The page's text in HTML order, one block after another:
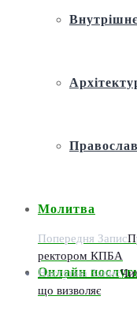
Молитва
Онлайн
Попередня Запис
ректором КПБА
Наступна Запис
що визволяє